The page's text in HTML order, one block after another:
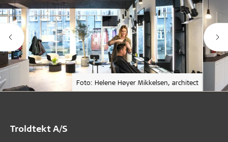
Foto: Helene Høyer Mikkelsen, architect
Troldtekt A/S